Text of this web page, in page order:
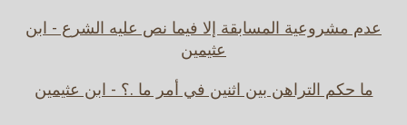
عدم مشروعية المسابقة إلا فيما نص عليه الشرع - ابن
عثيمين
ما حكم التراهن بين اثنين في أمر ما .؟ - ابن عثيمين